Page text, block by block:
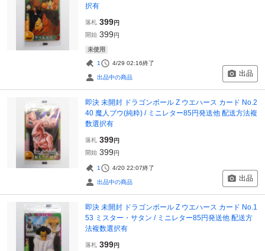
択有
落札 399円
開始 399円
未使用
1 4/29 02:16終了
出品中の商品 出品
即決 未開封 ドラゴンボール Z ウエハース カード No.2
40 魔人ブウ(純粋) / ミニレター85円発送他 配送方法複
数選択有
落札 399円
開始 399円
1 4/20 22:07終了
出品中の商品 出品
即決 未開封 ドラゴンボール Z ウエハース カード No.1
53 ミスター・サタン / ミニレター85円発送他 配送方
法複数選択有
落札 399円